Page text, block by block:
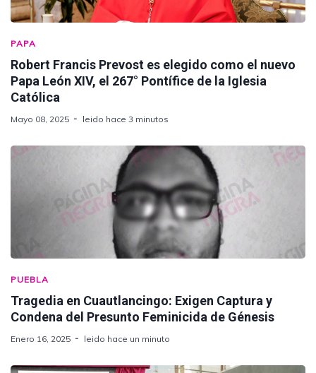
PAPA
Robert Francis Prevost es elegido como el nuevo
Papa León XIV, el 267° Pontífice de la Iglesia
Católica
Mayo 08, 2025 leido hace 3 minutos
PUEBLA
Tragedia en Cuautlancingo: Exigen Captura y
Condena del Presunto Feminicida de Génesis
Enero 16, 2025 leido hace un minuto